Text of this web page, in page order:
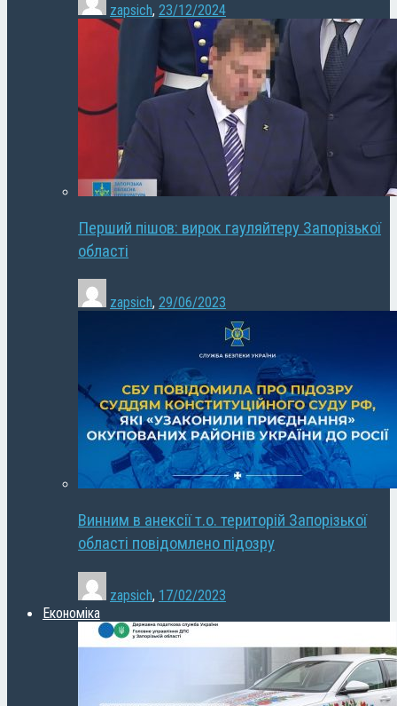
zapsich, 23/12/2024
Перший пішов: вирок гауляйтеру Запорізької
області
zapsich, 29/06/2023
Винним в анексії т.о. територій Запорізької
області повідомлено підозру
zapsich, 17/02/2023
Економіка